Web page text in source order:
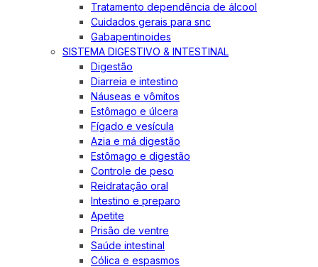
Tratamento dependência de álcool
Cuidados gerais para snc
Gabapentinoides
SISTEMA DIGESTIVO & INTESTINAL
Digestão
Diarreia e intestino
Náuseas e vômitos
Estômago e úlcera
Fígado e vesícula
Azia e má digestão
Estômago e digestão
Controle de peso
Reidratação oral
Intestino e preparo
Apetite
Prisão de ventre
Saúde intestinal
Cólica e espasmos